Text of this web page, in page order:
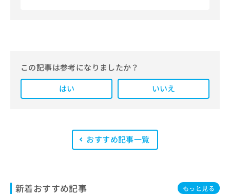
また、医療広告ガイドラインに準拠し
た編集体制を整えており、編集部内に
は、一般社団法人薬機法医療法規格協
います。
この記事は参考になりましたか？
はい
いいえ
おすすめ記事一覧
新着おすすめ記事 もっと見る